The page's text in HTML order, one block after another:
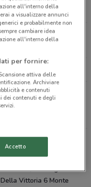
Unieuro e i
lo trovi in Via Nicola
- Via Adriatica Nord
Della Pace 38
Via Luigi Einaudi
Vittoria 6 Monte
all'interno della
a visualizzare annunci
e probabilmente non
cambiare idea
all'interno della
per fornire:
attiva delle
Archiviare
e contenuti
dei contenuti e degli
Accetto